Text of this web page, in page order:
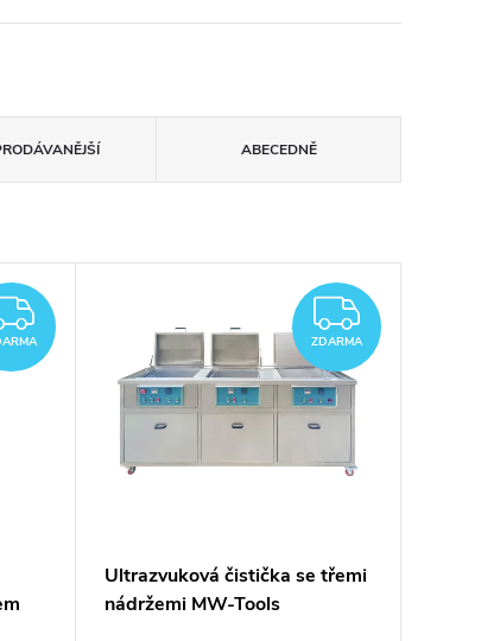
ABECEDNĚ
ZDARMA
ZDARMA
Ultrazvuková čistička se třemi
nádržemi MW-Tools